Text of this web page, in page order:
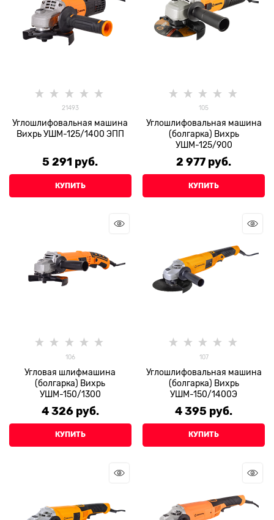
21493
Углошлифовальная машина
Вихрь УШМ-125/1400 ЭПП
5 291 руб.
КУПИТЬ
105
Углошлифовальная машина
(болгарка) Вихрь
УШМ-125/900
2 977 руб.
КУПИТЬ
106
Угловая шлифмашина
(болгарка) Вихрь
УШМ-150/1300
4 326 руб.
КУПИТЬ
107
Углошлифовальная машина
(болгарка) Вихрь
УШМ-150/1400Э
4 395 руб.
КУПИТЬ